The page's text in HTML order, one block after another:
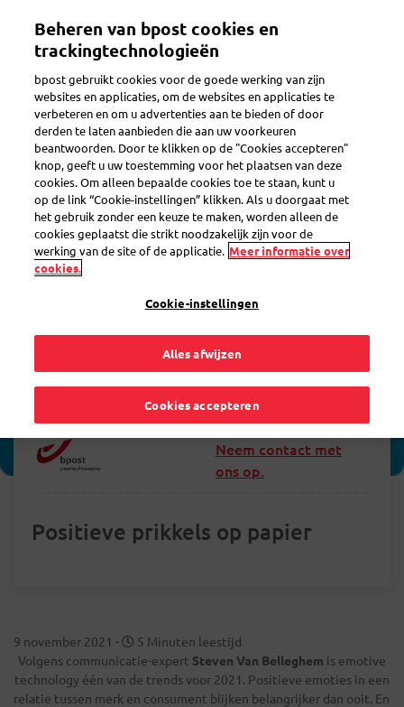
inhoud
Toggle navigation
Terug
Neem contact met
ons op.
Positieve prikkels op papier
9 november 2021 -
5 Minuten leestijd
Volgens communicatie-expert Steven Van Belleghem is emotive
technology één van de trends voor 2021. Positieve emoties in een
relatie tussen merk en consument blijken belangrijker dan ooit. En
Beheren van bpost cookies en
trackingtechnologieën
bpost gebruikt cookies voor de goede werking van zijn
websites en applicaties, om de websites en applicaties te
verbeteren en om u advertenties aan te bieden of door
derden te laten aanbieden die aan uw voorkeuren
beantwoorden. Door te klikken op de "Cookies accepteren"
knop, geeft u uw toestemming voor het plaatsen van deze
cookies. Om alleen bepaalde cookies toe te staan, kunt u
op de link “Cookie-instellingen” klikken. Als u doorgaat met
het gebruik zonder een keuze te maken, worden alleen de
cookies geplaatst die strikt noodzakelijk zijn voor de
werking van de site of de applicatie. Meer informatie over
cookies.
Cookie-instellingen
Alles afwijzen
Cookies accepteren